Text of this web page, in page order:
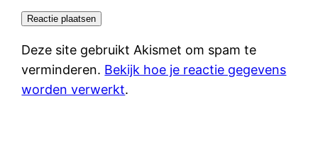
Deze site gebruikt Akismet om spam te
verminderen. Bekijk hoe je reactie gegevens
worden verwerkt.